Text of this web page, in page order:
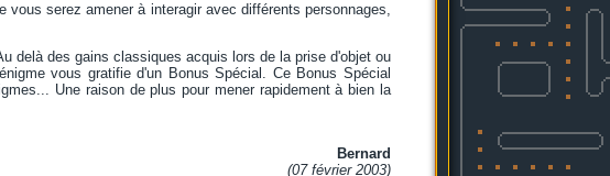
serez amener à interagir avec différents personnages,
delà des gains classiques acquis lors de la prise d'objet ou
vous gratifie d'un Bonus Spécial. Ce Bonus Spécial
Une raison de plus pour mener rapidement à bien la
Bernard
(07 février 2003)